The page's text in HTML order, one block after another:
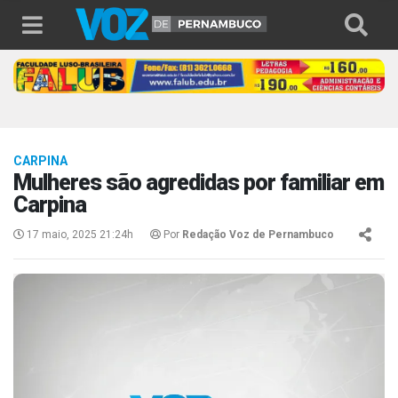
CARPINA
Mulheres são agredidas por familiar em
Carpina
17 maio, 2025 21:24h Por Redação Voz de Pernambuco